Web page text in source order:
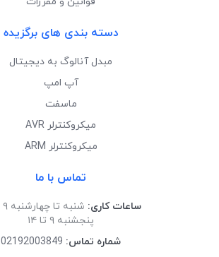
دسته بندی های برگزیده
مبدل آنالوگ به دیجیتال
آپ امپ
ماسفت
میکروکنترلر AVR
میکروکنترلر ARM
تماس با ما
ساعات کاری: شنبه تا چهارشنبه ۹ تا ۱۷
پنجشنبه ۹ تا ۱۴
شماره تماس: 02192003849